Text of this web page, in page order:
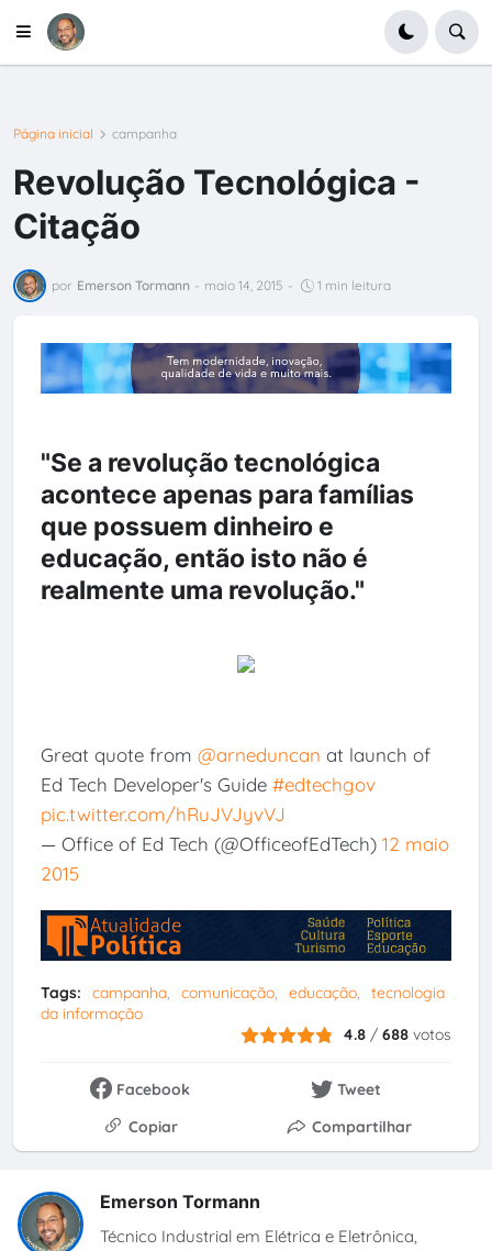
Página inicial campanha
Revolução Tecnológica -
Citação
por Emerson Tormann - maio 14, 2015 - 1 min leitura
"Se a revolução tecnológica
acontece apenas para famílias
que possuem dinheiro e
educação, então isto não é
realmente uma revolução."
Great quote from @arneduncan at launch of
Ed Tech Developer's Guide #edtechgov
pic.twitter.com/hRuJVJyvVJ
— Office of Ed Tech (@OfficeofEdTech) 12 maio
2015
Tags: campanha comunicação educação
tecnologia
da informação
4.8 /688 votos
Facebook
Tweet
Copiar
Compartilhar
Emerson Tormann
Técnico Industrial em Elétrica e Eletrônica,